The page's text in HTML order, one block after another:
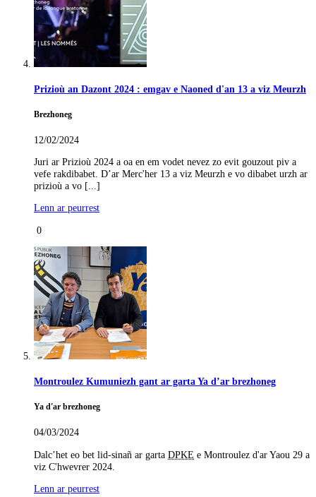
Prizioù an Dazont 2024 : emgav e Naoned d'an 13 a viz Meurzh
Brezhoneg
12/02/2024
Juri ar Prizioù 2024 a oa en em vodet nevez zo evit gouzout piv a
vefe rakdibabet. D’ar Merc'her 13 a viz Meurzh e vo dibabet urzh ar
prizioù a vo [...]
Lenn ar peurrest
0
Montroulez Kumuniezh gant ar garta Ya d’ar brezhoneg
Ya d'ar brezhoneg
04/03/2024
Dalc’het eo bet lid-sinañ ar garta DPKE e Montroulez d'ar Yaou 29 a
viz C'hwevrer 2024.
Lenn ar peurrest